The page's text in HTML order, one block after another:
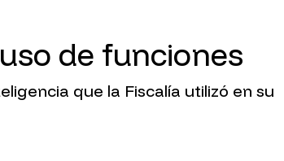
de funciones
que la Fiscalía utilizó en su